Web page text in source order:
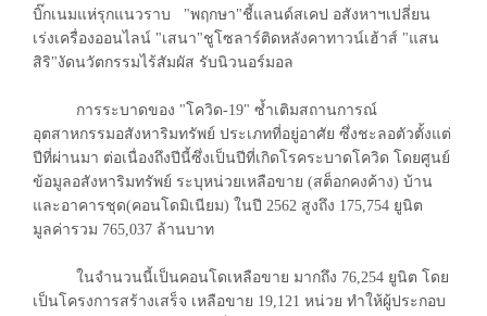
บิ๊กเนมแห่รุกแนวราบ "พฤกษา"ชี้แลนด์สเคป อสังหาฯเปลี่ยน
เร่งเครื่องออนไลน์ "เสนา"ชูโซลาร์ติดหลังคาทาวน์เฮ้าส์ "แสน
สิริ"งัดนวัตกรรมไร้สัมผัส รับนิวนอร์มอล
การระบาดของ "โควิด-19" ซ้ำเติมสถานการณ์
อุตสาหกรรมอสังหาริมทรัพย์ ประเภทที่อยู่อาศัย ซึ่งชะลอตัวตั้งแต่
ปีที่ผ่านมา ต่อเนื่องถึงปีนี้ซึ่งเป็นปีที่เกิดโรคระบาดโควิด โดยศูนย์
ข้อมูลอสังหาริมทรัพย์ ระบุหน่วยเหลือขาย (สต็อกคงค้าง) บ้าน
และอาคารชุด(คอนโดมิเนียม) ในปี 2562 สูงถึง 175,754 ยูนิต
มูลค่ารวม 765,037 ล้านบาท
ในจำนวนนี้เป็นคอนโดเหลือขาย มากถึง 76,254 ยูนิต โดย
เป็นโครงการสร้างเสร็จ เหลือขาย 19,121 หน่วย ทำให้ผู้ประกอบ